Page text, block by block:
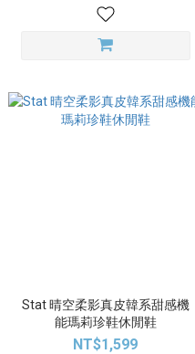
Stat 晴空柔影真皮韓系甜感機
能瑪莉珍鞋休閒鞋
NT$1,599